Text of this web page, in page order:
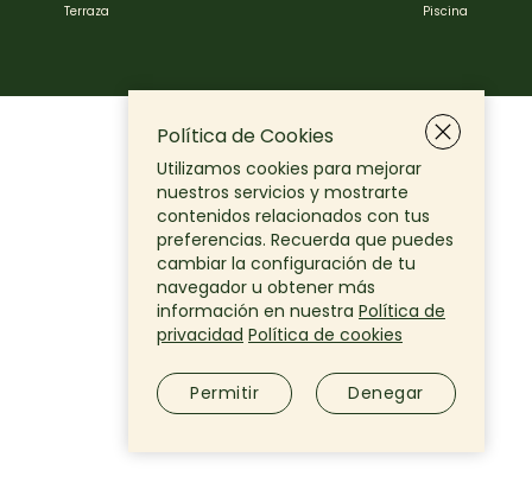
Terraza Piscina
Aviso Legal
Política de Privacidad
Política de cookies
Configuración Cookies
© 2026 TheYûgen Group
Política de Cookies
Utilizamos cookies para mejorar
nuestros servicios y mostrarte
contenidos relacionados con tus
preferencias. Recuerda que puedes
cambiar la configuración de tu
navegador u obtener más
información en nuestra Política de
privacidadPolítica de cookies
Permitir Denegar